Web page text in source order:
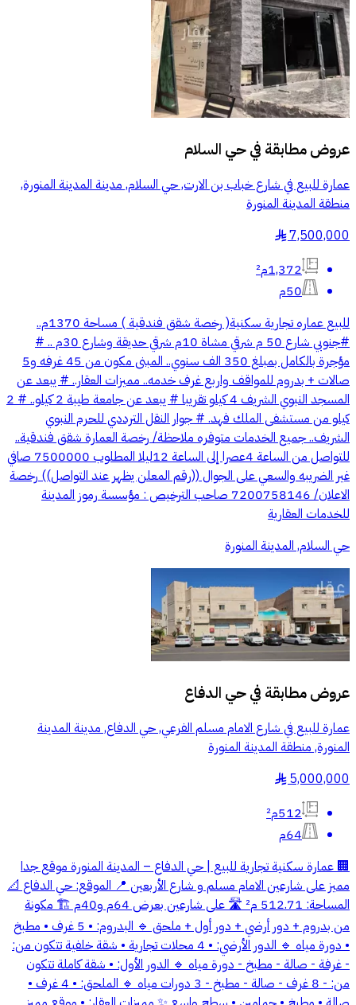
عروض مطابقة فيحي السلام
عمارة للبيع في شارع خباب بن الارت, حي السلام, مدينة المدينة المنورة,
منطقة المدينة المنورة
7,500,000
§
1,372م²
50م
للبيع عماره تجارية سكنية( رخصة شقق فندقية ) مساحة 1370م..
#جنوبي شارع 50 م شرقي مشاة 10م شرقي حديقة وشارع 30م .. #
مؤجرة بالكامل بمبلغ 350 الف سنوي.. المبنى مكون من 45 غرفه و5
صالات + بدروم للمواقف واربع غرف خدمه.. مميزات العقار.. # يبعد عن
المسجد النبوي الشريف 4 كيلو تقريبا # يبعد عن جامعة طيبة 2 كيلو.. # 2
كيلو من مستشفى الملك فهد. # جوار النقل الترددي للحرم النبوي
الشريف.. جميع الخدمات متوفره ملاحظة/ رخصة العمارة شقق فندقية..
للتواصل من الساعة 4عصرا إلى الساعة 12ليلا المطلوب 7500000 صافي
غير الضريبه والسعي على الجوال ((رقم المعلن يظهر عند التواصل)) رخصة
الاعلان/ 7200758146 صاحب الترخيص : مؤسسة رموز المدينة
للخدمات العقارية
حي السلام, المدينة المنورة
عروض مطابقة فيحي الدفاع
عمارة للبيع في شارع الامام مسلم الفرعي, حي الدفاع, مدينة المدينة
المنورة, منطقة المدينة المنورة
5,000,000
§
512م²
64م
🏢 عمارة سكنية تجارية للبيع | حي الدفاع – المدينة المنورة موقع جدا
مميز على شارعين الامام مسلم و شارع الأربعين 📍 الموقع: حي الدفاع 📐
المساحة: 512.71 م² 🛣️ على شارعين بعرض 64م و40م 🏗️ مكونة
من بدروم + دور أرضي + دور أول + ملحق 🔹 البدروم: • 5 غرف • مطبخ
• دورة مياه 🔹 الدور الأرضي: • 4 محلات تجارية • شقة خلفية تتكون من:
- غرفة - صالة - مطبخ - دورة مياه 🔹 الدور الأول: • شقة كاملة تتكون
من: - 8 غرف - صالة - مطبخ - 3 دورات مياه 🔹 الملحق: • 4 غرف •